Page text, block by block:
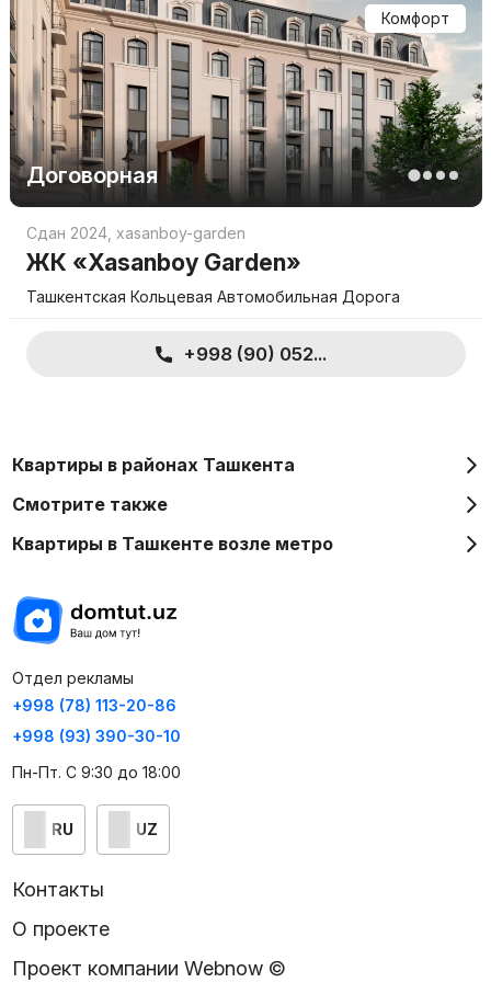
Комфорт
Договорная
Сдан 2024, xasanboy-garden
ЖК «Xasanboy Garden»
Ташкентская Кольцевая Автомобильная Дорога
+998 (90) 052...
Квартиры в районах Ташкента
Смотрите также
Квартиры в Ташкенте возле метро
Отдел рекламы
+998 (78) 113-20-86
+998 (93) 390-30-10
Пн-Пт. С 9:30 до 18:00
RU UZ
Контакты
О проекте
Проект компании Webnow ©